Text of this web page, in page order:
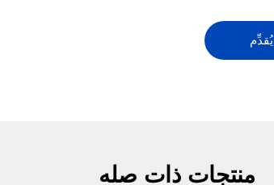
يُقدِّم
منتجات ذات صله